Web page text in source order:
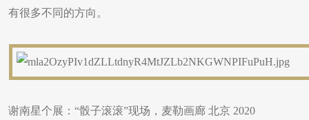
有很多不同的方向。
谢南星个展：“骰子滚滚”现场，麦勒画廊 北京 2020